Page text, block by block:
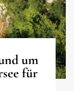
um
für